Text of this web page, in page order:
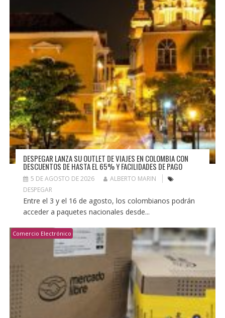
DESPEGAR LANZA SU OUTLET DE VIAJES EN COLOMBIA CON
DESCUENTOS DE HASTA EL 65% Y FACILIDADES DE PAGO
5 DE AGOSTO DE 2026
ALBERTO MARIN
DESPEGAR
Entre el 3 y el 16 de agosto, los colombianos podrán
acceder a paquetes nacionales desde...
Comercio Electrónico